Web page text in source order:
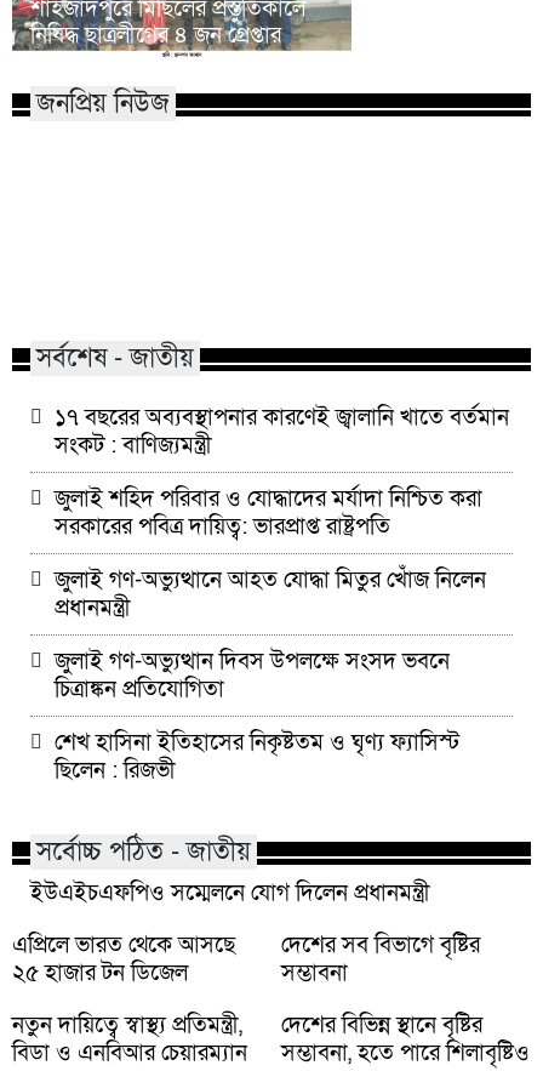
শাহজাদপুরে মিছিলের প্রস্তুতিকালে
নিষিদ্ধ ছাত্রলীগের ৪ জন গ্রেপ্তার
জনপ্রিয় নিউজ
সর্বশেষ - জাতীয়
১৭ বছরের অব্যবস্থাপনার কারণেই জ্বালানি খাতে বর্তমান
সংকট : বাণিজ্যমন্ত্রী
জুলাই শহিদ পরিবার ও যোদ্ধাদের মর্যাদা নিশ্চিত করা
সরকারের পবিত্র দায়িত্ব: ভারপ্রাপ্ত রাষ্ট্রপতি
জুলাই গণ-অভ্যুত্থানে আহত যোদ্ধা মিতুর খোঁজ নিলেন
প্রধানমন্ত্রী
জুলাই গণ-অভ্যুত্থান দিবস উপলক্ষে সংসদ ভবনে
চিত্রাঙ্কন প্রতিযোগিতা
শেখ হাসিনা ইতিহাসের নিকৃষ্টতম ও ঘৃণ্য ফ্যাসিস্ট
ছিলেন : রিজভী
সর্বোচ্চ পঠিত - জাতীয়
ইউএইচএফপিও সম্মেলনে যোগ দিলেন প্রধানমন্ত্রী
এপ্রিলে ভারত থেকে আসছে
২৫ হাজার টন ডিজেল
দেশের সব বিভাগে বৃষ্টির
সম্ভাবনা
নতুন দায়িত্বে স্বাস্থ্য প্রতিমন্ত্রী,
বিডা ও এনবিআর চেয়ারম্যান
দেশের বিভিন্ন স্থানে বৃষ্টির
সম্ভাবনা, হতে পারে শিলাবৃষ্টিও